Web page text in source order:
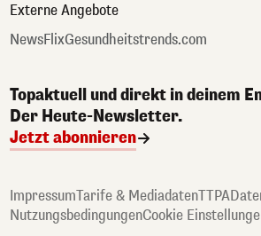
Externe Angebote
NewsFlixGesundheitstrends.com
Topaktuell und direkt in deinem
Der Heute-Newsletter.
Jetzt abonnieren
ImpressumTarife & MediadatenTTPA
NutzungsbedingungenCookie